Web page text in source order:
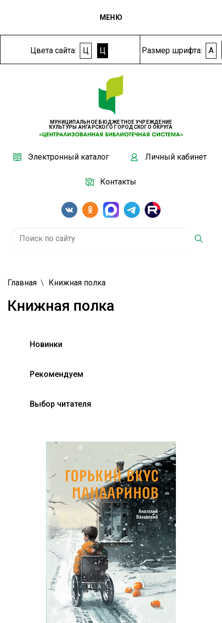
Цвета сайта: Ц Ц Размер шрифта: A
МУНИЦИПАЛЬНОЕ БЮДЖЕТНОЕ УЧРЕЖДЕНИЕ
КУЛЬТУРЫ АНГАРСКОГО ГОРОДСКОГО ОКРУГА
Электронный каталог Личный кабинет
Контакты
МЕНЮ
Главная Книжная полка
Книжная полка
Новинки
Рекомендуем
Выбор читателя